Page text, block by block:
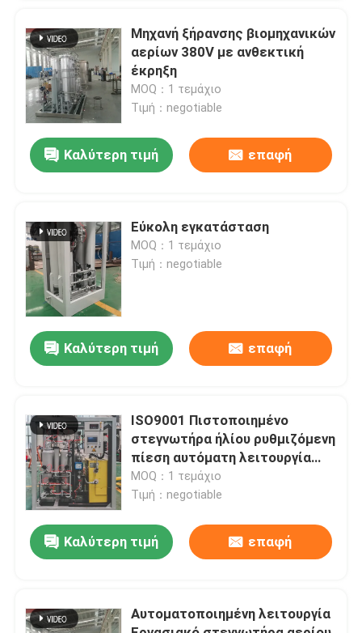
Σπίτι
Σχετικά με εμάς
Επισκεψή εργοστασίου
Έλεγχος ποιότητας
Επικοινωνήστε μαζί μας
Ειδήσεις
Ζητήστε μια προσφορά
Γεννήτρια αζώτου υψηλής αγνότητας
Μηχανή ξήρανσης βιομηχανικών
αερίων 380V με ανθεκτική
έκρηξη
MOQ：1 τεμάχιο
Τιμή：negotiable
Καλύτερη τιμή επαφή
Εύκολη εγκατάσταση
MOQ：1 τεμάχιο
Τιμή：negotiable
Καλύτερη τιμή επαφή
ISO9001 Πιστοποιημένο
στεγνωτήρα ήλίου ρυθμιζόμενη
πίεση αυτόματη λειτουργία
ελέγχου
MOQ：1 τεμάχιο
Τιμή：negotiable
Καλύτερη τιμή επαφή
Αυτοματοποιημένη λειτουργία